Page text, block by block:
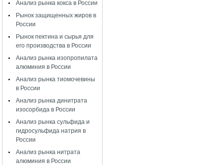
Анализ рынка кокса в России
Рынок защищенных жиров в
России
Рынок пектина и сырья для
его производства в России
Анализ рынка изопропилата
алюминия в России
Анализ рынка тиомочевины
в России
Анализ рынка динитрата
изосорбида в России
Анализ рынка сульфида и
гидросульфида натрия в
России
Анализ рынка нитрата
алюминия в России